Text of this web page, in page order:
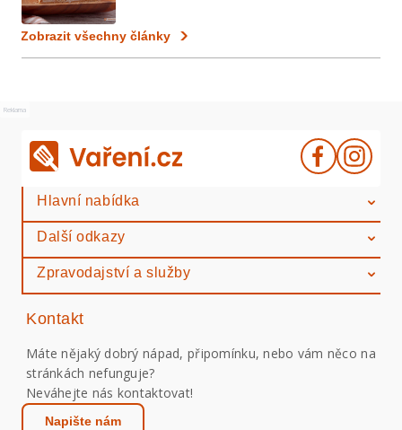
Zobrazit všechny články
Reklama
Hlavní nabídka
Další odkazy
Zpravodajství a služby
Kontakt
Máte nějaký dobrý nápad, připomínku, nebo vám něco na
stránkách nefunguje?
Neváhejte nás kontaktovat!
Napište nám